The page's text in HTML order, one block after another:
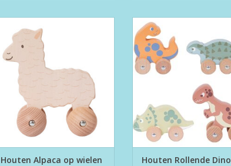
TOEVOEGEN AAN WINKELWAGEN
Houten Alpaca op wielen
Houten Rollende Dino
Houten Rollende Dino